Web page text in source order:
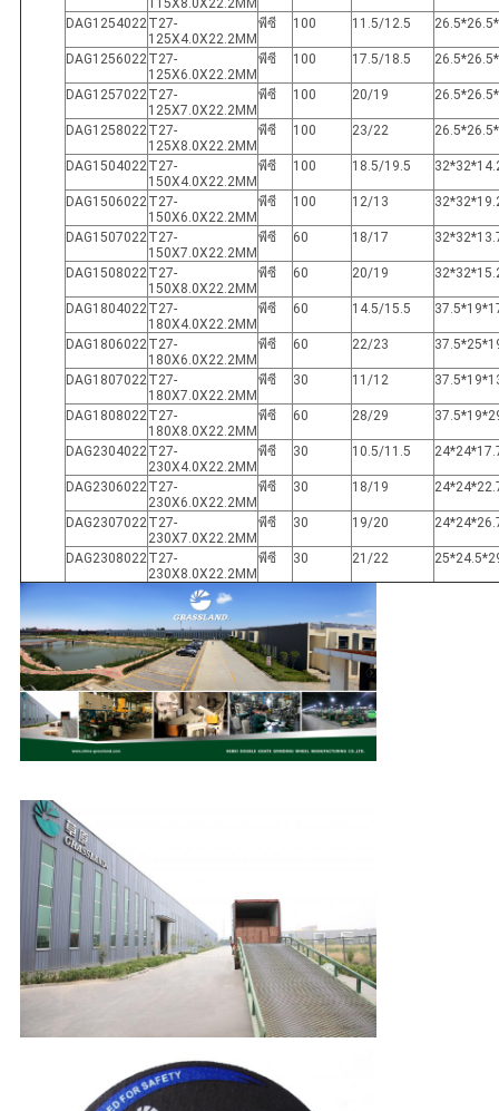
115X8.0X22.2MM
DAG1254022T27-
125X4.0X22.2MM
พีซี 100 11.5/12.5
DAG1256022T27-
125X6.0X22.2MM
พีซี 100 17.5/18.5
DAG1257022T27-
125X7.0X22.2MM
พีซี 100 20/19
DAG1258022T27-
125X8.0X22.2MM
พีซี 100 23/22
DAG1504022T27-
150X4.0X22.2MM
พีซี 100 18.5/19.5
DAG1506022T27-
150X6.0X22.2MM
พีซี 100 12/13
DAG1507022T27-
150X7.0X22.2MM
พีซี 60 18/17
DAG1508022T27-
150X8.0X22.2MM
พีซี 60 20/19
DAG1804022T27-
180X4.0X22.2MM
พีซี 60 14.5/15.5
DAG1806022T27-
180X6.0X22.2MM
พีซี 60 22/23
DAG1807022T27-
180X7.0X22.2MM
พีซี 30 11/12
DAG1808022T27-
180X8.0X22.2MM
พีซี 60 28/29
DAG2304022T27-
230X4.0X22.2MM
พีซี 30 10.5/11.5
DAG2306022T27-
230X6.0X22.2MM
พีซี 30 18/19
DAG2307022T27-
230X7.0X22.2MM
พีซี 30 19/20
DAG2308022T27-
230X8.0X22.2MM
พีซี 30 21/22